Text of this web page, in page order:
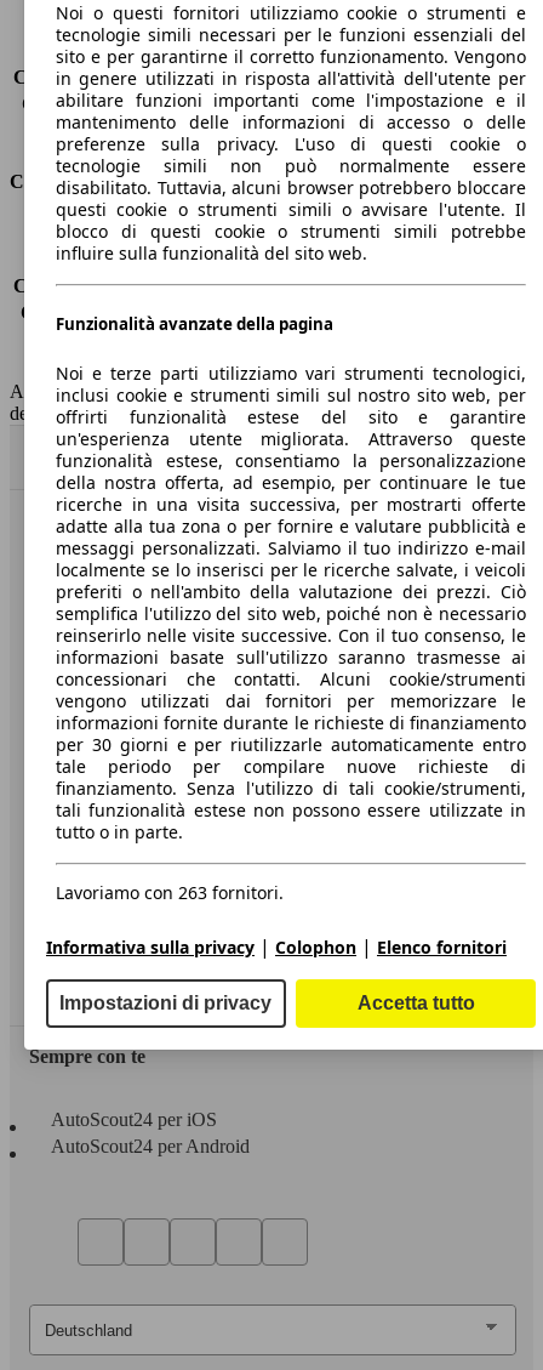
Sedili
5
Carico sul tetto
-
Capacità di traino (senza freni) -
Capacità di traino (con freni)
1300 kg
Volume del bagagliaio
350 - 1150 l
Consumi
Emissioni di CO2*
127 g/km (komb.)
Consumo (urbano)
7.4 l/100km
Consumo (extra-urbano) 4.4 l/100km
Consumo (combinato)*
5.5 l/100km
Capacità del serbatoio
60 l
AutoScout24 non si assume alcuna responsabilità per la correttezza
dei dati.
Torna su
Benvenuti su AutoScout24, il mercato auto europeo.
Società
A proposito di AutoScout24
Stampa
Media
Condizioni generali
Informazioni
Privacy
Dichiarazione di Accessibilità
Servizi
Area rivenditori
Sempre con te
AutoScout24 per iOS
AutoScout24 per Android
Noi o questi fornitori utilizziamo cookie o strumenti e
tecnologie simili necessari per le funzioni essenziali del
sito e per garantirne il corretto funzionamento. Vengono
in genere utilizzati in risposta all'attività dell'utente per
abilitare funzioni importanti come l'impostazione e il
mantenimento delle informazioni di accesso o delle
preferenze sulla privacy. L'uso di questi cookie o
tecnologie simili non può normalmente essere
disabilitato. Tuttavia, alcuni browser potrebbero bloccare
questi cookie o strumenti simili o avvisare l'utente. Il
blocco di questi cookie o strumenti simili potrebbe
influire sulla funzionalità del sito web.
Funzionalità avanzate della pagina
Noi e terze parti utilizziamo vari strumenti tecnologici,
inclusi cookie e strumenti simili sul nostro sito web, per
offrirti funzionalità estese del sito e garantire
un'esperienza utente migliorata. Attraverso queste
funzionalità estese, consentiamo la personalizzazione
della nostra offerta, ad esempio, per continuare le tue
ricerche in una visita successiva, per mostrarti offerte
adatte alla tua zona o per fornire e valutare pubblicità e
messaggi personalizzati. Salviamo il tuo indirizzo e-mail
localmente se lo inserisci per le ricerche salvate, i veicoli
preferiti o nell'ambito della valutazione dei prezzi. Ciò
semplifica l'utilizzo del sito web, poiché non è necessario
reinserirlo nelle visite successive. Con il tuo consenso, le
informazioni basate sull'utilizzo saranno trasmesse ai
concessionari che contatti. Alcuni cookie/strumenti
vengono utilizzati dai fornitori per memorizzare le
informazioni fornite durante le richieste di finanziamento
per 30 giorni e per riutilizzarle automaticamente entro
tale periodo per compilare nuove richieste di
finanziamento. Senza l'utilizzo di tali cookie/strumenti,
tali funzionalità estese non possono essere utilizzate in
tutto o in parte.
Lavoriamo con 263 fornitori.
Informativa sulla privacy | Colophon | Elenco fornitori
Impostazioni di privacy Accetta tutto